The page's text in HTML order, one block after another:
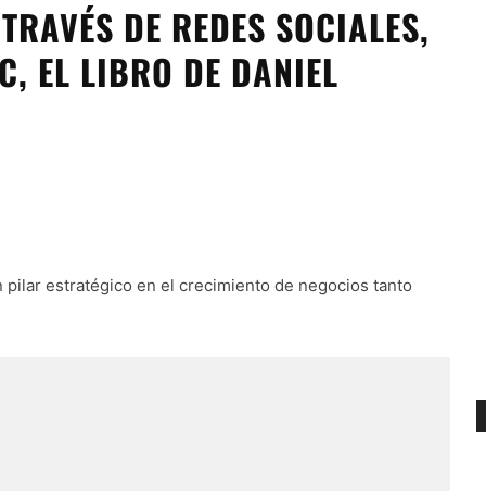
DE REDES SOCIALES,
EL LIBRO DE DANIEL
estratégico en el crecimiento de negocios tanto